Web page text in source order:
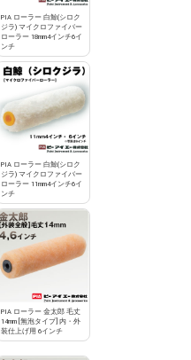
PIA ローラー 白鯨(シロク
ジラ) マイクロファイバー
ローラー 18mm4インチ6イ
ンチ
PIA ローラー 白鯨(シロク
ジラ) マイクロファイバー
ローラー 11mm4インチ6イ
ンチ
PIA ローラー 金太郎 毛丈
14mm [無泡タイプ] 内・外
装仕上げ用 6インチ